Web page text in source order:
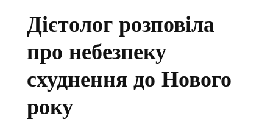
Дієтолог розповіла
про небезпеку
схуднення до Нового
року